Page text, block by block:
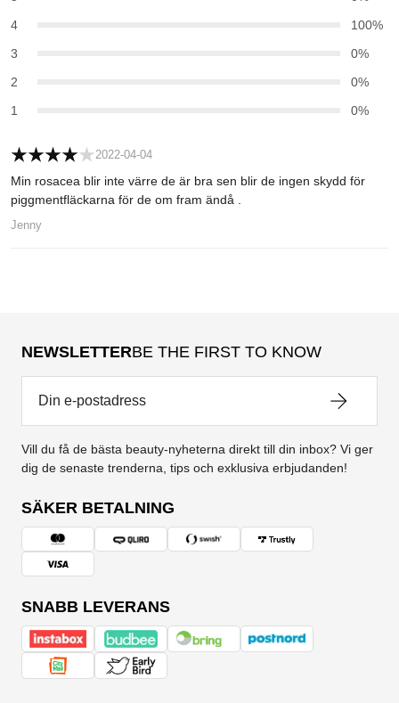
4
100%
3
0%
2
0%
1
0%
2022-04-04
Min rosacea blir inte värre de är bra sen blir de ingen skydd för
piggmentfläckarna för de om fram ändå .
Jenny
NEWSLETTERBE THE FIRST TO KNOW
Vill du få de bästa beauty-nyheterna direkt till din inbox? Vi ger
dig de senaste trenderna, tips och exklusiva erbjudanden!
SÄKER BETALNING
SNABB LEVERANS